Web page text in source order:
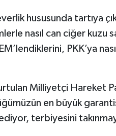
hususunda tartıya
nasıl can ciğer kuzu
PKK’ya
Milliyetçi Hareket
en büyük
terbiyesini